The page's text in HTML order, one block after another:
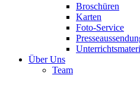
Broschüren
Karten
Foto-Service
Über Uns
Team